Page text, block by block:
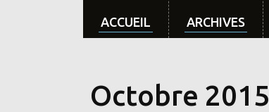
ACCUEIL ARCHIVES
Octobre 2015